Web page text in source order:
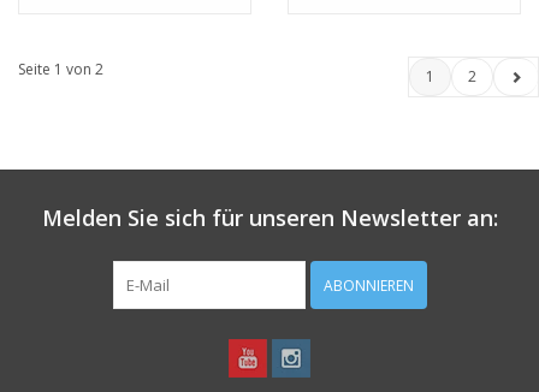
Seite 1 von 2 1 2
Melden Sie sich für unseren Newsletter an:
ABONNIEREN